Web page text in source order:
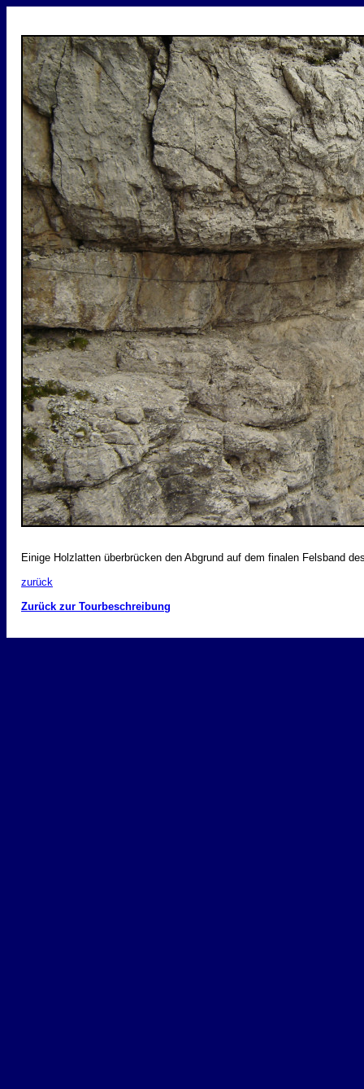
Einige Holzlatten überbrücken den Abgrund auf dem finalen Felsband
zurück
Zurück zur Tourbeschreibung